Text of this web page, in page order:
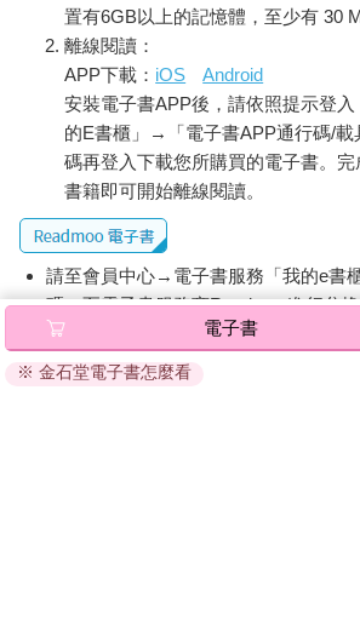
呀，怎麼我們還是不得其門而入？主要原因
散。如果你不是一天二十四小時都守在電
吃店阿姨，你很難等到每個整點新聞裡頭那
airtime（播報時間）。如果沒有上述整理
臺那麼用心，有專屬國際新聞的電視節目
了，大概只有國際新聞從業人員有那個美
網站，一篇一篇點開來看。
過度分散的新聞來源，使得我們像在雲裡
都知道要往上走，但往上的路是哪一條？
都沒人整理啊。
這是個結構性問題。各家媒體試圖提供優質
源有限，只能播出零星時段，提供短篇、吸
際新聞成了媒體產業鏈中枝微末節的眾多分
置有6GB以上的記憶體，至少有 30
離線閱讀：
APP下載： iOS
Android
安裝電子書APP後，請依照提示登
的E書櫃」→「電子書APP通行碼/載
碼再登入下載您所購買的電子書。
書籍即可開始離線閱讀。
請至會員中心→電子書服務「我的e書
碼』至電子書服務商Readmoo進行兌
退換貨須知：
因版權保護，您在金石堂所購買的電子
電子書
※ 金石堂電子書怎麼看